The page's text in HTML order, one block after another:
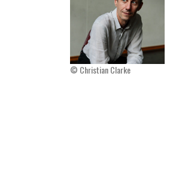
© Christian Clarke